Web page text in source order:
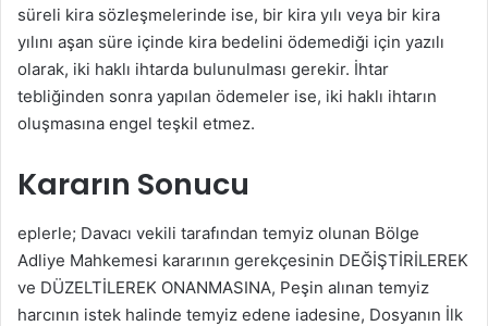
süreli kira sözleşmelerinde ise, bir kira yılı veya bir kira
yılını aşan süre içinde kira bedelini ödemediği için yazılı
olarak, iki haklı ihtarda bulunulması gerekir. İhtar
tebliğinden sonra yapılan ödemeler ise, iki haklı ihtarın
oluşmasına engel teşkil etmez.
Kararın Sonucu
eplerle; Davacı vekili tarafından temyiz olunan Bölge
Adliye Mahkemesi kararının gerekçesinin DEĞİŞTİRİLEREK
ve DÜZELTİLEREK ONANMASINA, Peşin alınan temyiz
harcının istek halinde temyiz edene iadesine, Dosyanın İlk